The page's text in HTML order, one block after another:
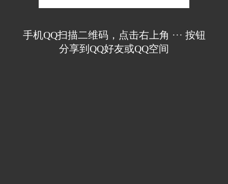
手机QQ扫描二维码，点击右上角 ··· 按钮
分享到QQ好友或QQ空间